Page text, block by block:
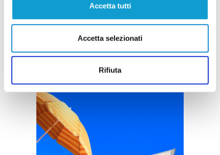
Accetta tutti
Accetta selezionati
Rifiuta